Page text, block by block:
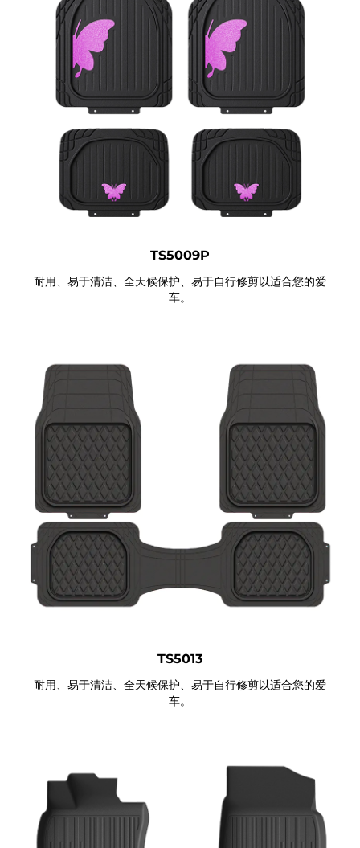
TS5009P
耐用、易于清洁、全天候保护、易于自行修剪以适合您的爱
车。
TS5013
耐用、易于清洁、全天候保护、易于自行修剪以适合您的爱
车。